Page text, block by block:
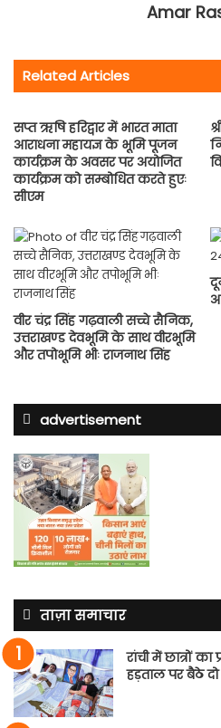
Amar
Related Articles
सप्त ऋषि हरिद्वार में भारत माता
आराधना महायज्ञ के भूमि पूजन
कार्यक्रम के अवसर पर अयोजित
कार्यक्रम को सम्बोधित करते हुएः
सीएम
वीर चंद्र सिंह गढ़वाली सच्चे सैनिक,
उत्तराखण्ड देवभूमि के साथ वीरभूमि
और तपोभूमि भीः राजनाथ सिंह
advertisement
ताज़ा समाचार
रांची में छात्रों का
हड़ताल पर बैठे दो